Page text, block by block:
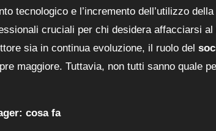
tecnologico e l’incremento dell’utilizzo della
cruciali per chi desidera affacciarsi al
sia in continua evoluzione, il ruolo del
maggiore. Tuttavia, non tutti sanno quale
cosa fa